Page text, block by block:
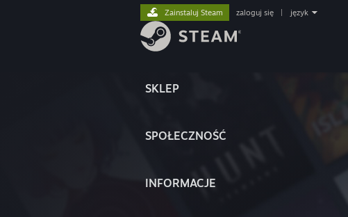
SKLEP
SPOŁECZNOŚĆ
INFORMACJE
Zainstaluj Steam zaloguj się język